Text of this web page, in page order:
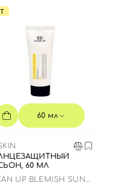
60 мл
60 МЛ
UP BLEMISH SUN